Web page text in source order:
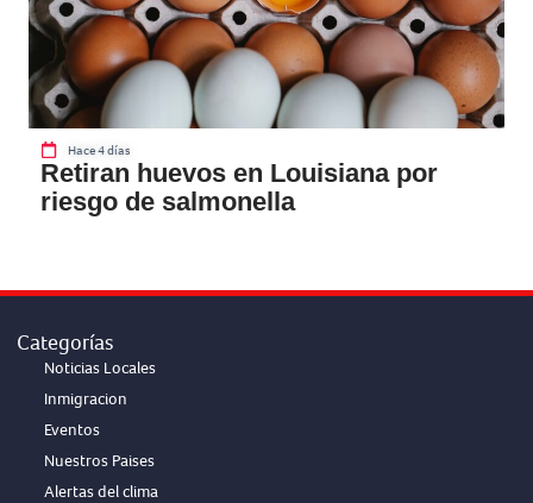
Hace 4 días
Retiran huevos en Louisiana por
riesgo de salmonella
Categorías
Noticias Locales
Inmigracion
Eventos
Nuestros Paises
Alertas del clima